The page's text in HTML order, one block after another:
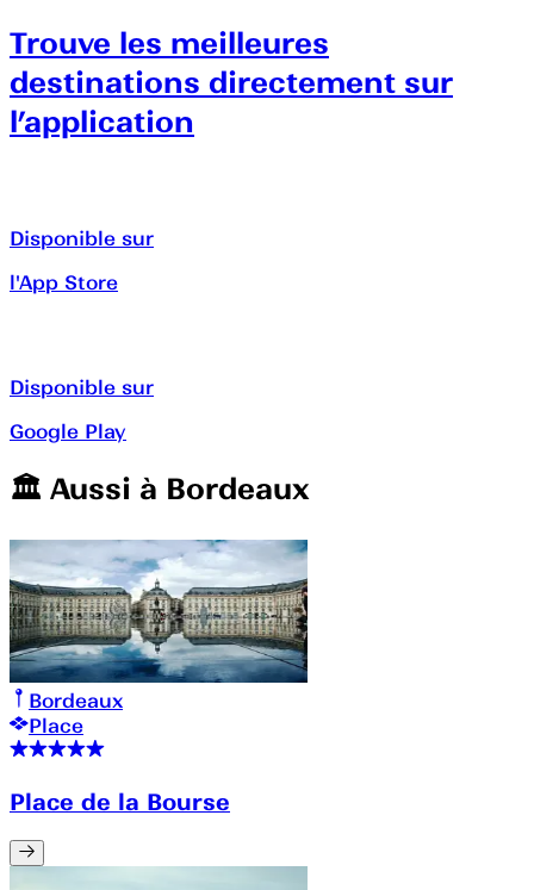
Trouve les meilleures
destinations directement sur
l’application
Disponible sur
l'App Store
Disponible sur
Google Play
🏛️️ Aussi à Bordeaux
Bordeaux
Place
Place de la Bourse